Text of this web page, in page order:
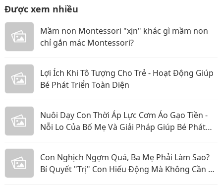
Được xem nhiều
Mầm non Montessori "xịn" khác gì mầm non
chỉ gắn mác Montessori?
Lợi Ích Khi Tô Tượng Cho Trẻ - Hoạt Động Giúp
Bé Phát Triển Toàn Diện
Nuôi Dạy Con Thời Áp Lực Cơm Áo Gạo Tiền -
Nỗi Lo Của Bố Mẹ Và Giải Pháp Giúp Bé Phát
Con Nghịch Ngợm Quá, Ba Mẹ Phải Làm Sao?
Bí Quyết "Trị" Con Hiếu Động Mà Không Cần La